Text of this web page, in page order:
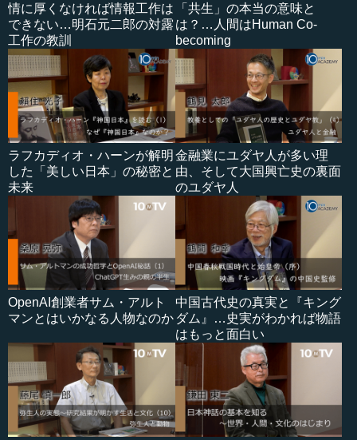
情に厚くなければ情報工作は
できない…明石元二郎の対露
工作の教訓
「共生」の本当の意味と
は？…人間はHuman Co-
becoming
ラフカディオ・ハーンが解明
した「美しい日本」の秘密と
未来
金融業にユダヤ人が多い理
由、そして大国興亡史の裏面
のユダヤ人
OpenAI創業者サム・アルト
マンとはいかなる人物なのか
中国古代史の真実と『キング
ダム』…史実がわかれば物語
はもっと面白い